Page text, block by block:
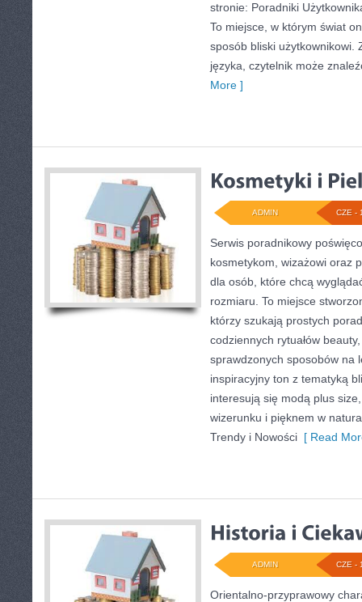
stronie: Poradniki
To miejsce, w którym świat
sposób bliski użytkownikowi.
języka, czytelnik może
More ]
CZE -
ADMIN
Serwis poradnikowy
kosmetykom, wizażowi oraz
dla osób, które chcą
rozmiaru. To miejsce
którzy szukają prostych
codziennych rytuałów
sprawdzonych sposobów na
inspiracyjny ton z tematyką
interesują się modą plus
wizerunku i pięknem w
Trendy i Nowości [ Read
CZE -
ADMIN
Orientalno-przyprawowy